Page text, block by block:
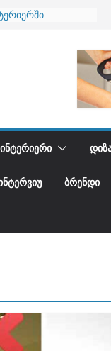
ᲘᲜᲢᲔᲠᲘᲔᲠᲘ
ᲑᲠᲔᲜᲓᲘ